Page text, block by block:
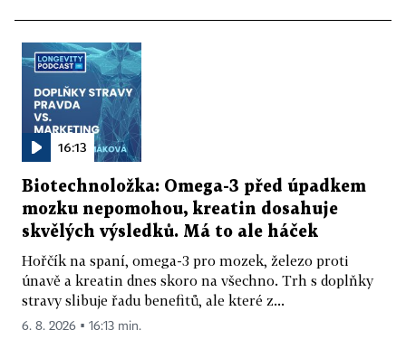
16:13
Biotechnoložka: Omega-3 před úpadkem
mozku nepomohou, kreatin dosahuje
skvělých výsledků. Má to ale háček
Hořčík na spaní, omega-3 pro mozek, železo proti
únavě a kreatin dnes skoro na všechno. Trh s doplňky
stravy slibuje řadu benefitů, ale které z...
6. 8. 2026 ▪ 16:13 min.